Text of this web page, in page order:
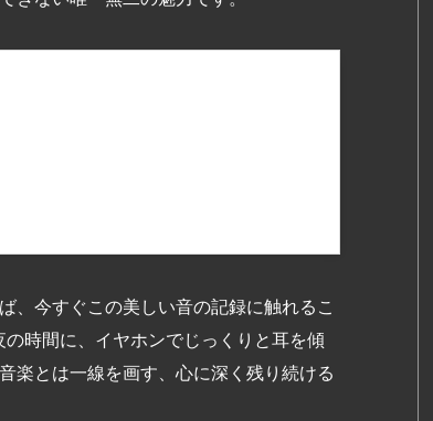
、今すぐこの美しい音の記録に触れるこ
時間に、イヤホンでじっくりと耳を傾
楽とは一線を画す、心に深く残り続ける